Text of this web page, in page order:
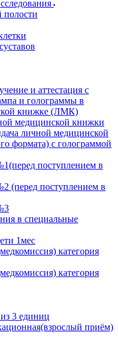
и аттестация с
и голограммы в
книжке (ЛМК)
медицинской книжки
личной медицинской
формата) с голограммой
поступлением в
(перед поступлением в
в специальные
1мес
категория
категория
3 единиц
приём)